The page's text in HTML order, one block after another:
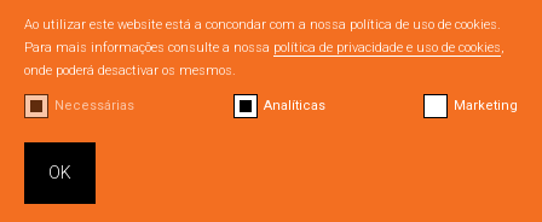
Ao utilizar este website está a concondar com a nossa política de uso de cookies.
Para mais informações consulte a nossa política de privacidade e uso de cookies,
onde poderá desactivar os mesmos.
Necessárias Analíticas Marketing
OK